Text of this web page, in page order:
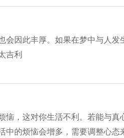
因此丰厚。如果在梦中与人发
吉利
，这对你生活不利。若能与真
中的烦恼会增多，需要调整心态